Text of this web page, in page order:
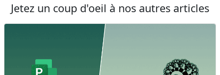
Jetez un coup d'oeil à nos autres articles